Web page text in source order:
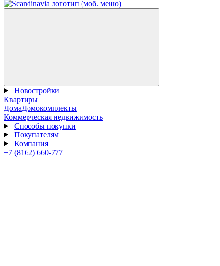
Новостройки
Квартиры
ДомаДомокомплекты
Коммерческая недвижимость
Способы покупки
Покупателям
Компания
+7 (8162) 660-777